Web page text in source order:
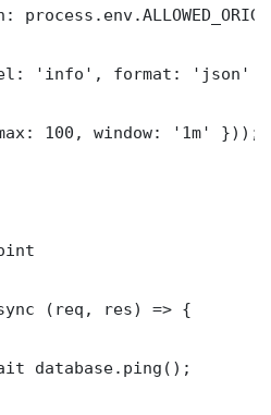
'info', format: 'json'
100, window: '1m' }));
(req, res) => {
database.ping();